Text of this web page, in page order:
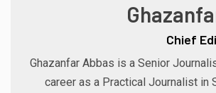
Chief
Ghazanfar Abbas is a Senior
career as a Practical Journalist in